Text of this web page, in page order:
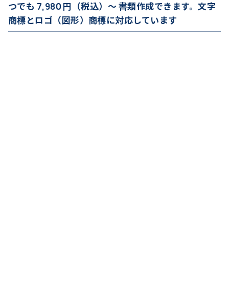
つでも 7,980 円（税込）～ 書類作成できます。文字
商標とロゴ（図形）商標に対応しています